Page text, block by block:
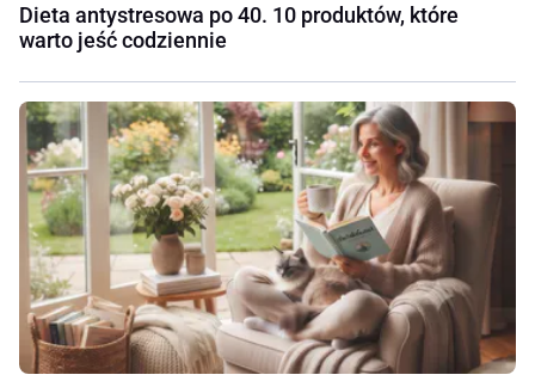
Dieta antystresowa po 40. 10 produktów, które
warto jeść codziennie